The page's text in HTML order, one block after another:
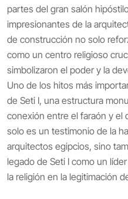
partes del gran salón
impresionantes de la
de construcción no solo
como un centro religioso
simbolizaron el poder y la
Uno de los hitos más
de Seti I, una estructura
conexión entre el faraón y el
solo es un testimonio de la
arquitectos egipcios, sino
legado de Seti I como un
la religión en la legitimación